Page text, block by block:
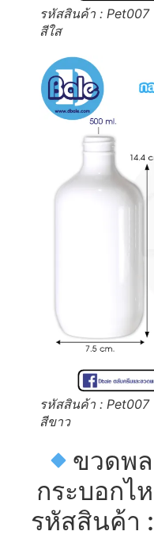
รหัสสินค้า : Pet007
สีใส
รหัสสินค้า : Pet007
สีขาว
ขวดพ
กระบอกไ
รหัสสินค้า